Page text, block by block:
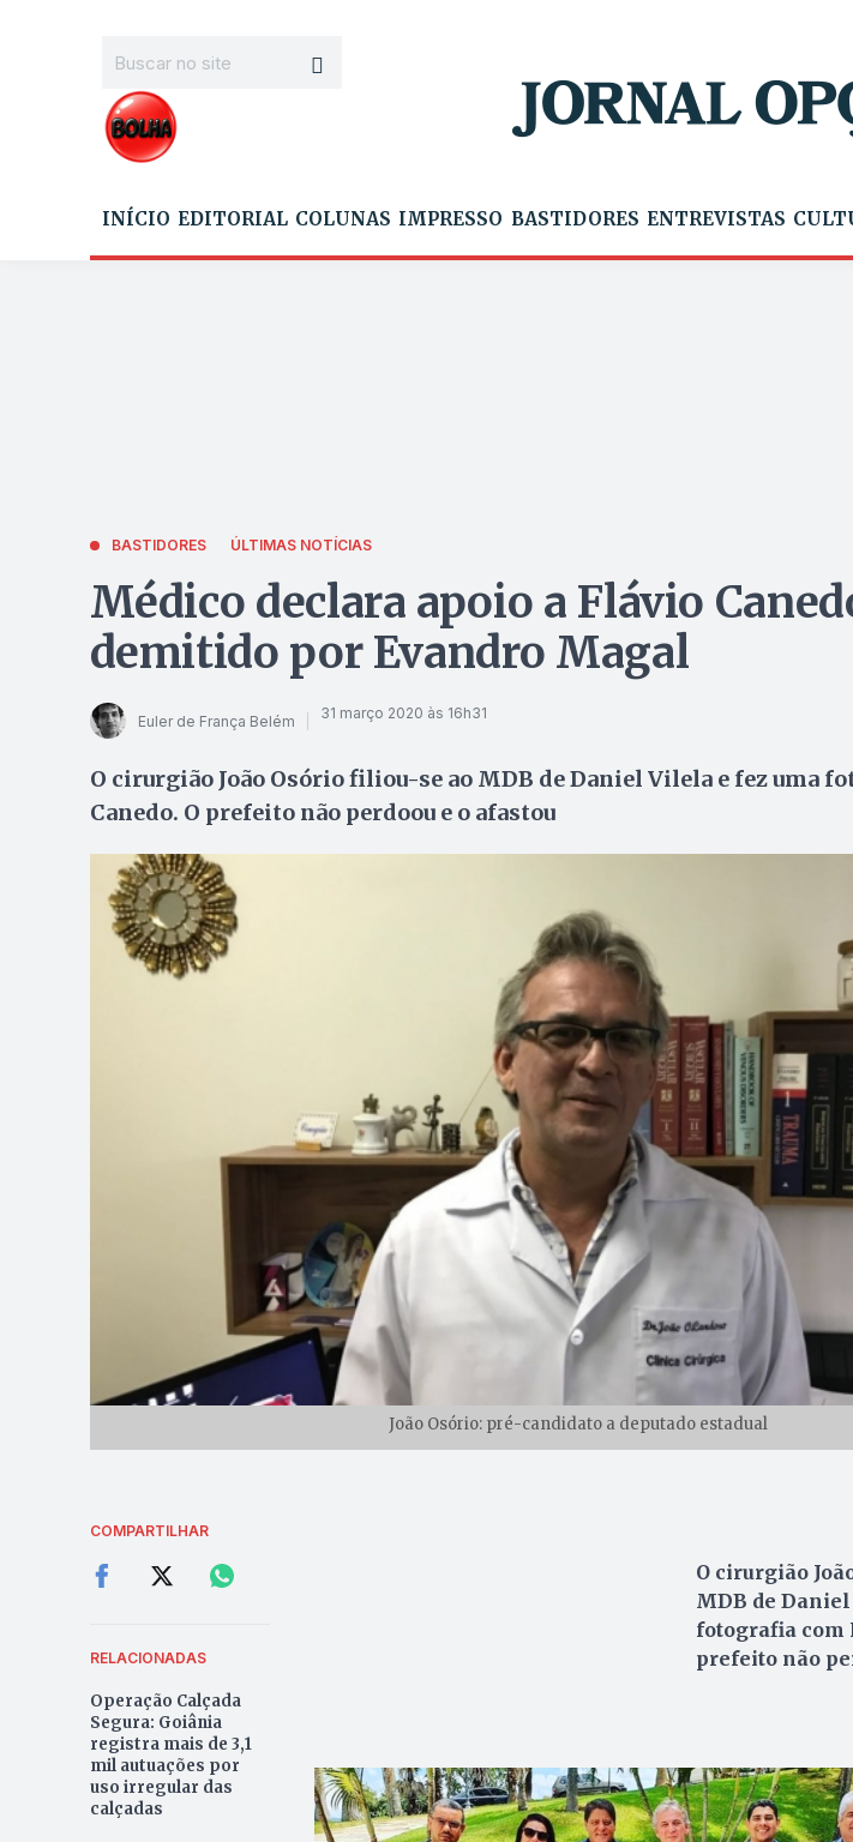
INÍCIO EDITORIAL COLUNAS IMPRESSO BASTIDORES ENTREVISTAS
BASTIDORES ÚLTIMAS NOTÍCIAS
Médico declara apoio a Flávio
demitido por Evandro Magal
Euler de França Belém 31 março 2020 às 16h31
O cirurgião João Osório filiou-se ao MDB de Daniel Vilela e fez uma
Canedo. O prefeito não perdoou e o afastou
João Osório: pré-candidato a deputado estadual
COMPARTILHAR
RELACIONADAS
Operação Calçada
Segura: Goiânia
registra mais de 3,1
mil autuações por
uso irregular das
calçadas
O cirurgião
MDB de
fotografia com
prefeito não